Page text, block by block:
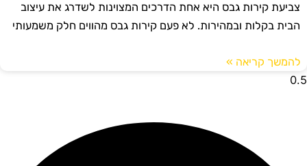
צביעת קירות גבס היא אחת הדרכים המצוינות לשדרג את עיצוב
הבית בקלות ובמהירות. לא פעם קירות גבס מהווים חלק משמעותי
להמשך קריאה »